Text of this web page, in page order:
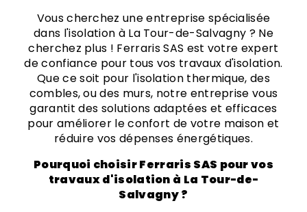
Vous cherchez une entreprise spécialisée
dans l'isolation à La Tour-de-Salvagny ? Ne
cherchez plus ! Ferraris SAS est votre expert
de confiance pour tous vos travaux d'isolation.
Que ce soit pour l'isolation thermique, des
combles, ou des murs, notre entreprise vous
garantit des solutions adaptées et efficaces
pour améliorer le confort de votre maison et
réduire vos dépenses énergétiques.
Pourquoi choisir Ferraris SAS pour vos
travaux d'isolation à La Tour-de-
Salvagny ?